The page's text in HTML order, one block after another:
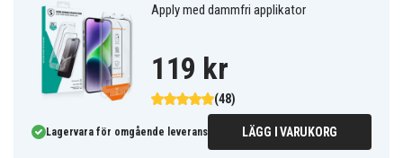
Apply med dammfri applikator
(48)
119 kr
Lagervara för omgående leverans LÄGG I VARUKORG